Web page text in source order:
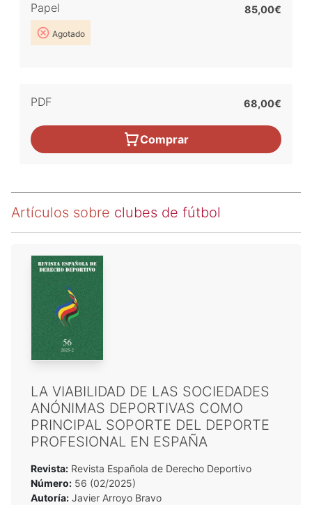
Papel
Agotado
85,00€
PDF 68,00€
Comprar
Artículos sobre clubes de fútbol
LA VIABILIDAD DE LAS SOCIEDADES
ANÓNIMAS DEPORTIVAS COMO
PRINCIPAL SOPORTE DEL DEPORTE
PROFESIONAL EN ESPAÑA
Revista: Revista Española de Derecho Deportivo
Número: 56 (02/2025)
Autoría: Javier Arroyo Bravo